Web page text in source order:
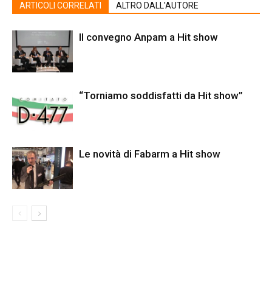
ARTICOLI CORRELATI ALTRO DALL'AUTORE
Il convegno Anpam a Hit show
“Torniamo soddisfatti da Hit show”
Le novità di Fabarm a Hit show